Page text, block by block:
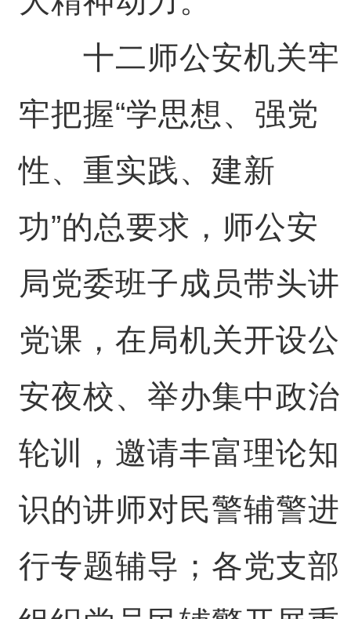
十二师公安机关牢
牢把握“学思想、强党
性、重实践、建新
功”的总要求，师公安
局党委班子成员带头讲
党课，在局机关开设公
安夜校、举办集中政治
轮训，邀请丰富理论知
识的讲师对民警辅警进
行专题辅导；各党支部